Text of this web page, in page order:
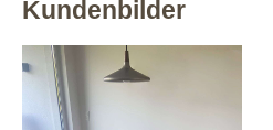
Kundenbilder